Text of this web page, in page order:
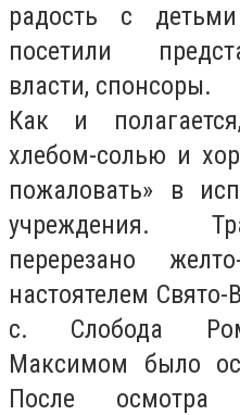
радость с
посетили
власти, спонсоры.
Как и
хлебом-солью и
пожаловать» в
учреждения.
перерезано
настоятелем
с. Слобода
Максимом было
После осмотра